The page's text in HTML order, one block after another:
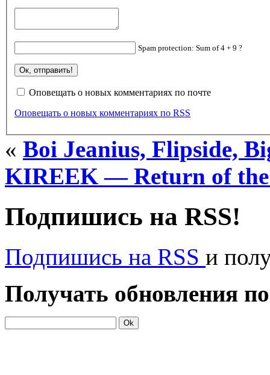
Spam protection: Sum of 4 + 9 ?
Оповещать о новых комментариях по почте
Оповещать о новых комментариях по RSS
« Boi Jeanius, Flipside,
KIREEK — Return of the
Подпишись на RSS!
Подпишись на RSS и
Получать обновления